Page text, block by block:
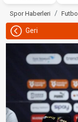
Spor Haberleri Futbol
Geri